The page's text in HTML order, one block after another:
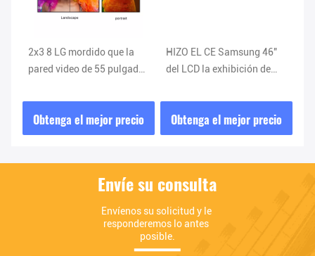
2x3 8 LG mordido que la
pared video de 55 pulgadas
hizo salir
Obtenga el mejor precio
HIZO EL CE Samsung 46"
del LCD la exhibición de
mordida con
retroiluminación LED
Obtenga el mejor precio
Envíe su consulta
Envíenos su solicitud y le
responderemos lo antes
posible.